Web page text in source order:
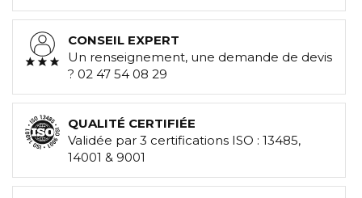
CONSEIL EXPERT
Un renseignement, une demande de devis
? 02 47 54 08 29
QUALITÉ CERTIFIÉE
Validée par 3 certifications ISO : 13485,
14001 & 9001